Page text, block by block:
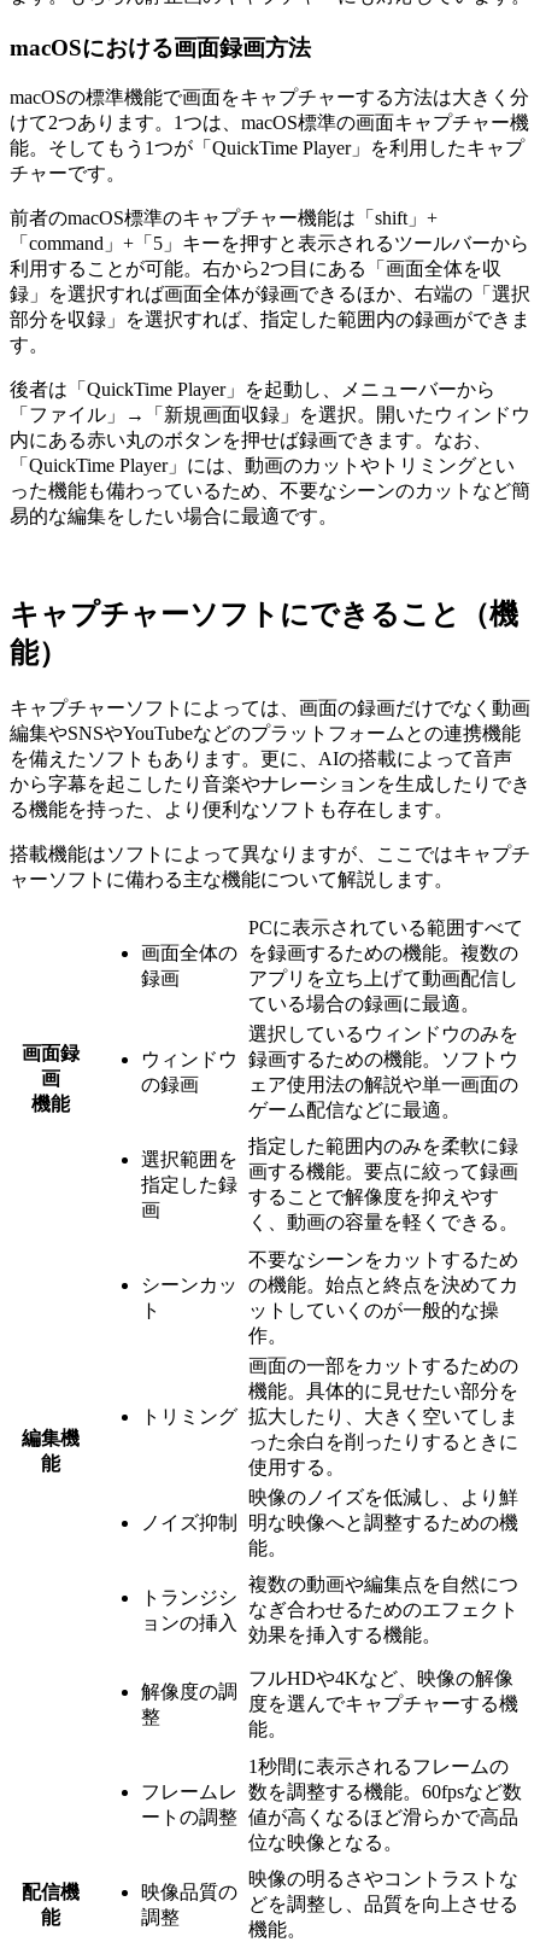
macOSにおける画面録画方法
macOSの標準機能で画面をキャプチャーする方法は大きく分
けて2つあります。1つは、macOS標準の画面キャプチャー機
能。そしてもう1つが「QuickTime Player」を利用したキャプ
チャーです。
前者のmacOS標準のキャプチャー機能は「shift」+
「command」+「5」キーを押すと表示されるツールバーから
利用することが可能。右から2つ目にある「画面全体を収
録」を選択すれば画面全体が録画できるほか、右端の「選択
部分を収録」を選択すれば、指定した範囲内の録画ができま
す。
後者は「QuickTime Player」を起動し、メニューバーから
「ファイル」→「新規画面収録」を選択。開いたウィンドウ
内にある赤い丸のボタンを押せば録画できます。なお、
「QuickTime Player」には、動画のカットやトリミングとい
った機能も備わっているため、不要なシーンのカットなど簡
易的な編集をしたい場合に最適です。
キャプチャーソフトにできること（機
能）
キャプチャーソフトによっては、画面の録画だけでなく動画
編集やSNSやYouTubeなどのプラットフォームとの連携機能
を備えたソフトもあります。更に、AIの搭載によって音声
から字幕を起こしたり音楽やナレーションを生成したりでき
る機能を持った、より便利なソフトも存在します。
搭載機能はソフトによって異なりますが、ここではキャプチ
ャーソフトに備わる主な機能について解説します。
画面録
画
機能
画面全体の
録画
PCに表示されている範囲すべて
を録画するための機能。複数の
アプリを立ち上げて動画配信し
ている場合の録画に最適。
ウィンドウ
の録画
選択しているウィンドウのみを
録画するための機能。ソフトウ
ェア使用法の解説や単一画面の
ゲーム配信などに最適。
選択範囲を
指定した録
画
指定した範囲内のみを柔軟に録
画する機能。要点に絞って録画
することで解像度を抑えやす
く、動画の容量を軽くできる。
編集機
能
シーンカッ
ト
不要なシーンをカットするため
の機能。始点と終点を決めてカ
ットしていくのが一般的な操
作。
トリミング
画面の一部をカットするための
機能。具体的に見せたい部分を
拡大したり、大きく空いてしま
った余白を削ったりするときに
使用する。
ノイズ抑制
映像のノイズを低減し、より鮮
明な映像へと調整するための機
能。
トランジシ
ョンの挿入
複数の動画や編集点を自然につ
なぎ合わせるためのエフェクト
効果を挿入する機能。
配信機
能
解像度の調
整
フルHDや4Kなど、映像の解像
度を選んでキャプチャーする機
能。
フレームレ
ートの調整
1秒間に表示されるフレームの
数を調整する機能。60fpsなど数
値が高くなるほど滑らかで高品
位な映像となる。
映像品質の
調整
映像の明るさやコントラストな
どを調整し、品質を向上させる
機能。